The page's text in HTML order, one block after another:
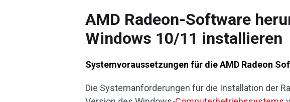
AMD Radeon-Software
Windows 10/11 installieren
Systemvoraussetzungen für die AMD Radeon
Die Systemanforderungen für die Installation der